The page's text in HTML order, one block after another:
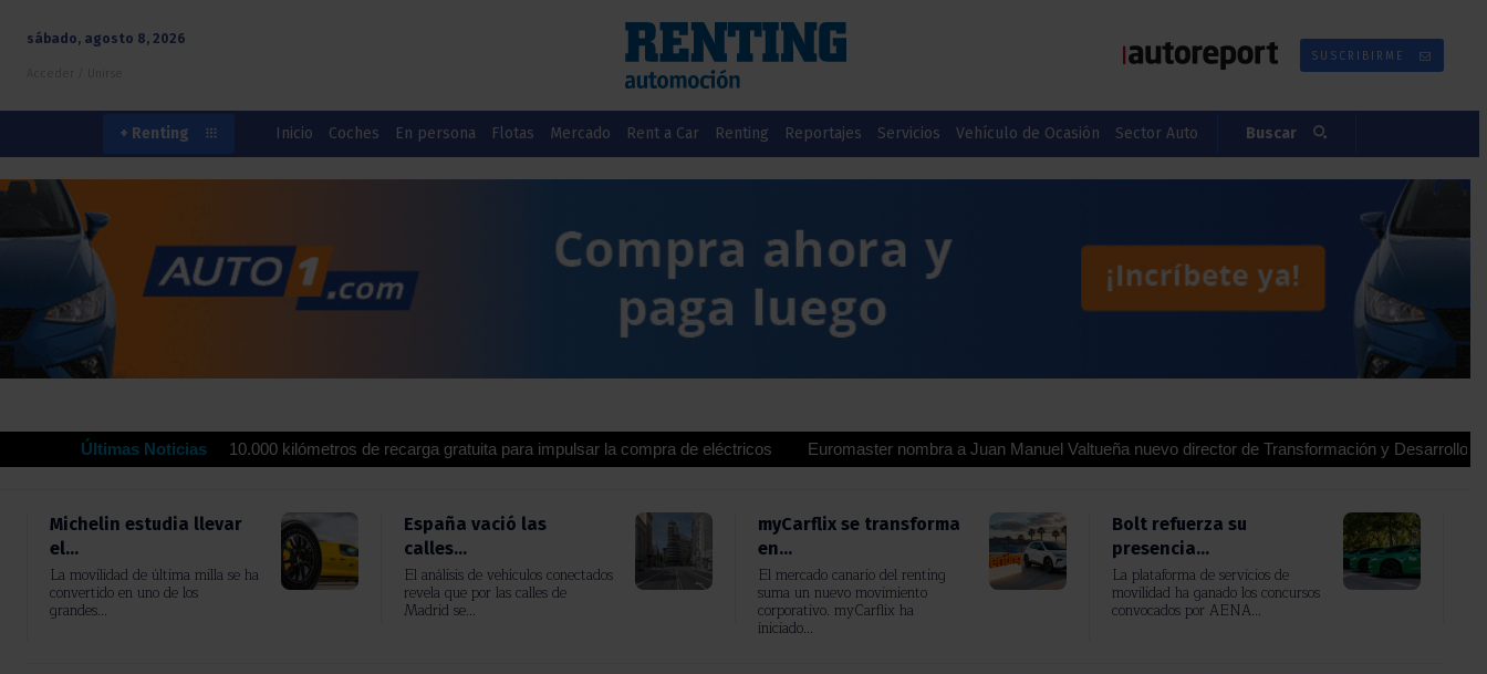
sábado, agosto 8, 2026
SUSCRIBIRME
+ Renting Inicio Coches En persona Flotas Mercado Rent a Car Renting Reportajes Servicios Vehículo de Ocasión Sector Auto Buscar
Últimas Noticias
ofrecen hasta 10.000 kilómetros de recarga gratuita para impulsar la compra de eléctricos Euromaster nombra a Juan Manuel Valtueña nuevo director de Transformación y Desarrollo para España
Michelin estudia llevar
el...
La movilidad de última milla se ha
convertido en uno de los
grandes...
España vació las
calles...
El análisis de vehículos conectados
revela que por las calles de
Madrid se...
myCarflix se transforma
en...
El mercado canario del renting
suma un nuevo movimiento
corporativo. myCarflix ha
iniciado...
Bolt refuerza su
presencia...
La plataforma de servicios de
movilidad ha ganado los concursos
convocados por AENA...